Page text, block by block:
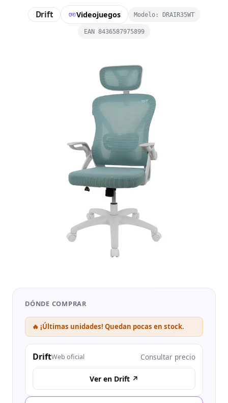
Drift Videojuegos Modelo: DRAIR35WT
EAN 8436587975899
DÓNDE COMPRAR
🔥 ¡Últimas unidades! Quedan pocas en stock.
DriftWeb oficial Consultar precio
Ver en Drift ↗